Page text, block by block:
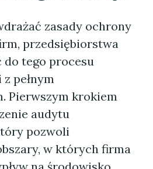
zasady ochrony
przedsiębiorstwa
tego procesu
pełnym
Pierwszym krokiem
audytu
pozwoli
w których firma